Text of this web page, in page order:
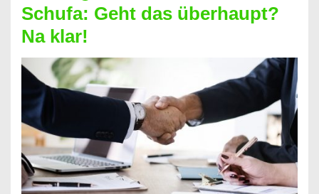
profitieren
–
So
funktioniert’s
Schufa: Geht das überhaupt?
Na klar!